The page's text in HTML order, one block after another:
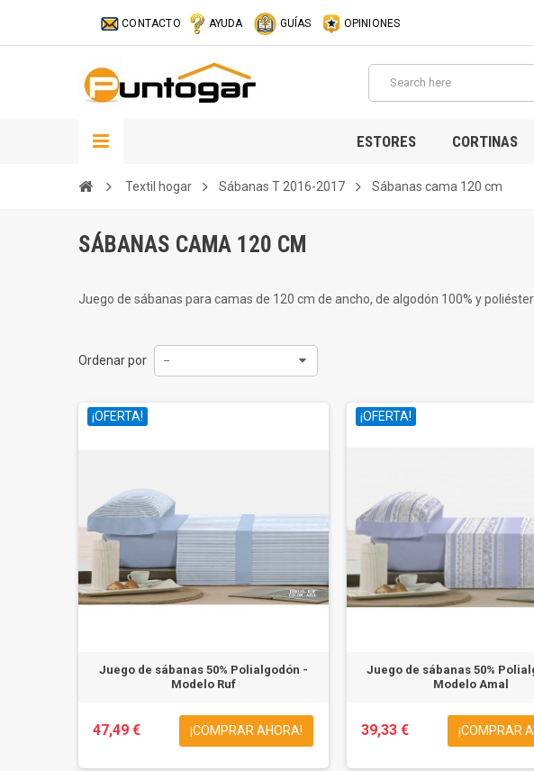
CONTACTO AYUDA GUÍAS OPINIONES
ESTORES CORTINAS
Textil hogar Sábanas T 2016-2017 Sábanas cama 120 cm
SÁBANAS CAMA 120 CM
Juego de sábanas para camas de 120 cm de ancho, de algodón 100% y
Ordenar por --
¡OFERTA!
Juego de sábanas 50% Polialgodón -
Modelo Ruf
47,49 € ¡COMPRAR AHORA!
¡OFERTA!
Juego de sábanas 50%
Modelo Amal
39,33 € ¡COMPRAR